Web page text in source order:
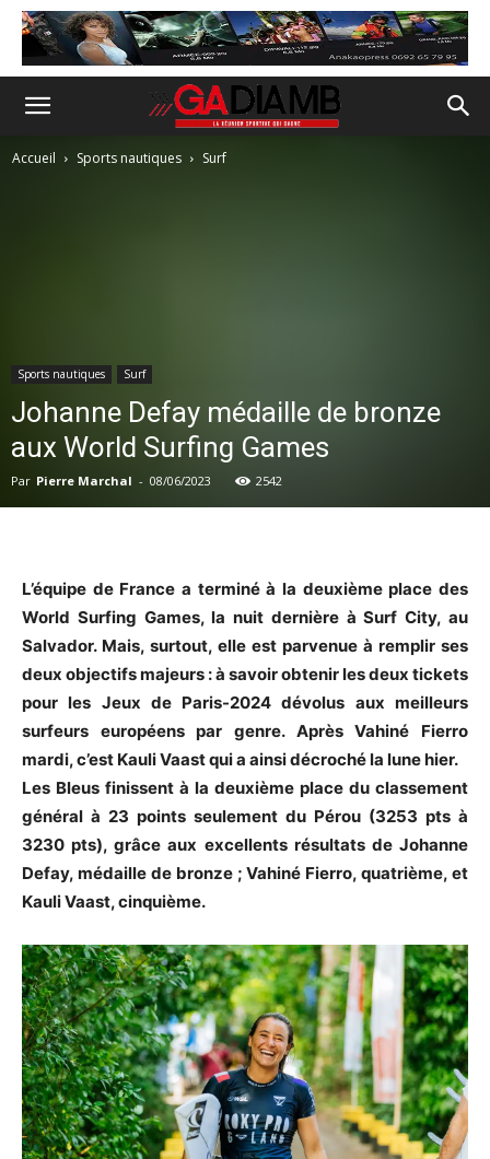
Accueil Sports nautiques Surf
Sports nautiques Surf
Johanne Defay médaille de bronze
aux World Surfing Games
Par Pierre Marchal - 08/06/2023 2542
L’équipe de France a terminé à la deuxième place des
World Surfing Games, la nuit dernière à Surf City, au
Salvador. Mais, surtout, elle est parvenue à remplir ses
deux objectifs majeurs : à savoir obtenir les deux tickets
pour les Jeux de Paris-2024 dévolus aux meilleurs
surfeurs européens par genre. Après Vahiné Fierro
mardi, c’est Kauli Vaast qui a ainsi décroché la lune hier.
Les Bleus finissent à la deuxième place du classement
général à 23 points seulement du Pérou (3253 pts à
3230 pts), grâce aux excellents résultats de Johanne
Defay, médaille de bronze ; Vahiné Fierro, quatrième, et
Kauli Vaast, cinquième.